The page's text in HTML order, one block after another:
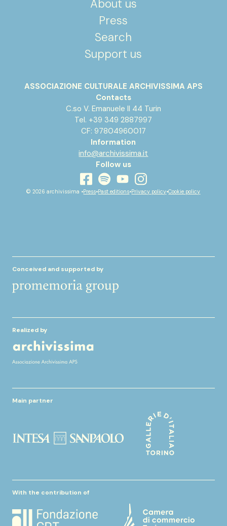
About us
Press
Search
Support us
ASSOCIAZIONE CULTURALE ARCHIVISSIMA APS
Contacts
C.so V. Emanuele II 44 Turin
Tel. +39 349 2887997
CF: 97804960017
Information
info@archivissima.it
Follow us
facebook
spotifyyoutubeinstagram
© 2026 archivissima •Press•Past editions•Privacy policy•Cookie policy
Conceived and supported by
Realized by
Main partner
With the contribution of